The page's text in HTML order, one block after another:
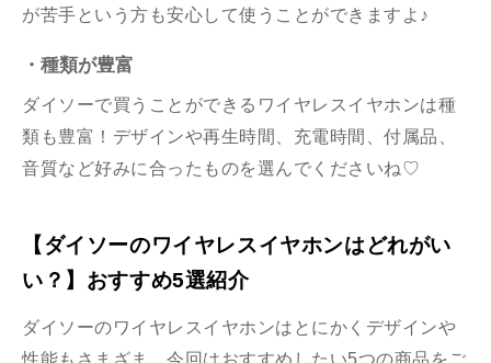
が苦手という方も安心して使うことができますよ♪
・種類が豊富
ダイソーで買うことができるワイヤレスイヤホンは種
類も豊富！デザインや再生時間、充電時間、付属品、
音質など好みに合ったものを選んでくださいね♡
【ダイソーのワイヤレスイヤホンはどれがい
い？】おすすめ5選紹介
ダイソーのワイヤレスイヤホンはとにかくデザインや
性能もさまざま。今回はおすすめしたい5つの商品をご